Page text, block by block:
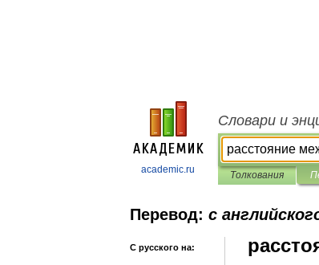
academic.ru
Словари и
Толкования
Перевод: с
С русского на: